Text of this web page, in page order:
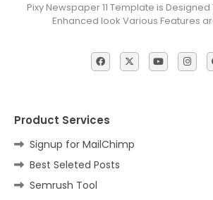
Pixy Newspaper 11 Template is
Enhanced look Various Features
Product Services
Signup for MailChimp
Best Seleted Posts
Semrush Tool